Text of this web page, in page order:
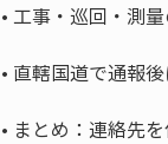
•
•
• まとめ：連絡先